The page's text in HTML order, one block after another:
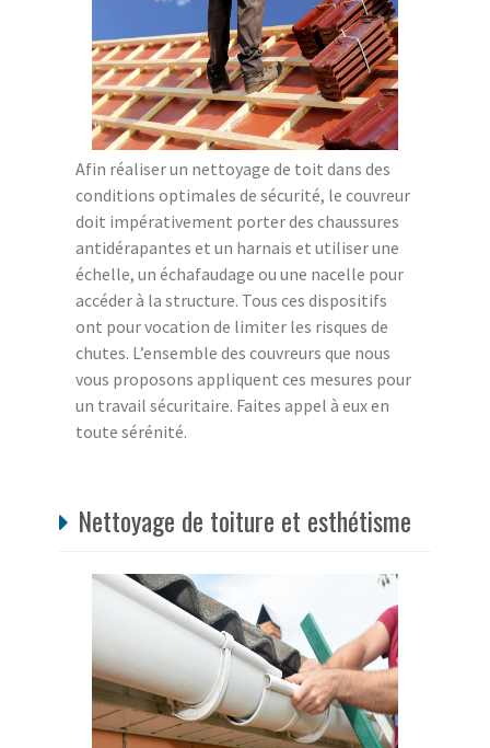
Afin réaliser un nettoyage de toit dans des
conditions optimales de sécurité, le couvreur
doit impérativement porter des chaussures
antidérapantes et un harnais et utiliser une
échelle, un échafaudage ou une nacelle pour
accéder à la structure. Tous ces dispositifs
ont pour vocation de limiter les risques de
chutes. L’ensemble des couvreurs que nous
vous proposons appliquent ces mesures pour
un travail sécuritaire. Faites appel à eux en
toute sérénité.
Nettoyage de toiture et esthétisme